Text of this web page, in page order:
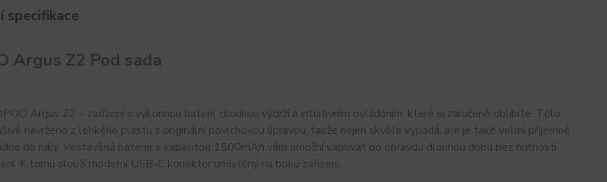
specifikace
Argus Z2 Pod sada
Argus Z2 – zařízení s výkonnou baterií, dlouhou výdrží a intuitivním ovládáním, které si zaručeně oblíbíte. Tělo
navrženo z lehkého plastu s originální povrchovou úpravou, takže nejen skvěle vypadá, ale je také velmi příjemné
do ruky. Vestavěná baterie s kapacitou 1500mAh vám umožní vapovat po opravdu dlouhou dobu bez nutnosti
K tomu slouží moderní USB-C konektor umístěný na boku zařízení.